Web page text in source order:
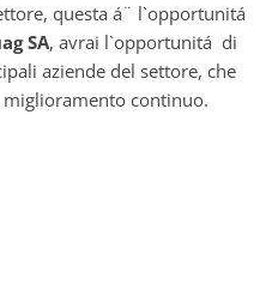
questa á¨ l`opportunitá
SA, avrai l`opportunitá di
aziende del settore, che
miglioramento continuo.